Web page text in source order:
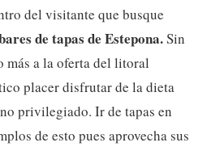
del visitante que busque
de tapas de Estepona.Sin
más a la oferta del litoral
placer disfrutar de la dieta
privilegiado. Ir de tapas en
de esto pues aprovecha sus